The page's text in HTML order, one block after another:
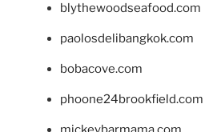
blythewoodseafood.com
paolosdelibangkok.com
bobacove.com
phoone24brookfield.com